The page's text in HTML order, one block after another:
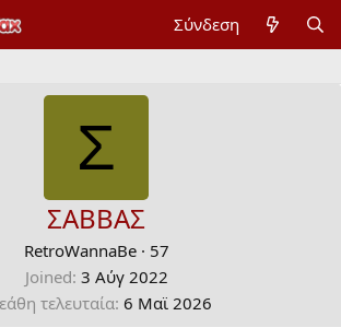
Σύνδεση
Σ
ΣΑΒΒΑΣ
RetroWannaBe · 57
Joined 3 Αύγ 2022
τελευταία 6 Mαϊ 2026